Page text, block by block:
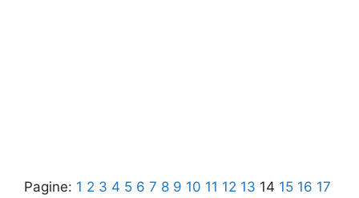
Pagine: 1 2 3 4 5 6 7 8 9 10 11 12 13 14 15 16 17